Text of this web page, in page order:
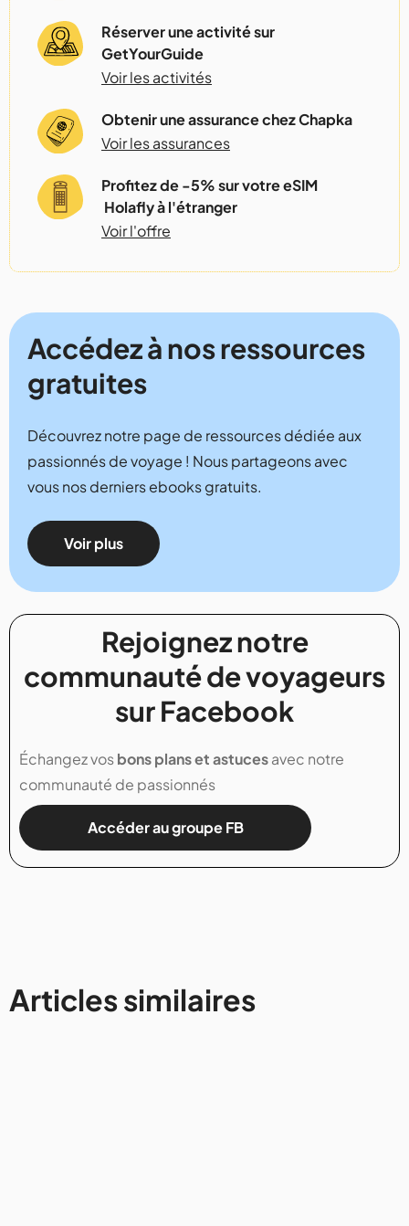
Réserver une activité sur
GetYourGuide
Voir les activités
Obtenir une assurance chez Chapka
Voir les assurances
Profitez de -5% sur votre eSIM
Holafly à l'étranger
Voir l'offre
Accédez à nos ressources
gratuites
Découvrez notre page de ressources dédiée aux
passionnés de voyage ! Nous partageons avec
vous nos derniers ebooks gratuits.
Voir plus
Rejoignez notre
communauté de voyageurs
sur Facebook
Échangez vosbons plans et astucesavec notre
communauté de passionnés
Accéder au groupe FB
Articles similaires